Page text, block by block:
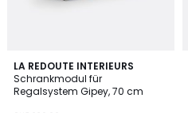
LA REDOUTE INTERIEURS
Schrankmodul für
Regalsystem Gipey, 70 cm